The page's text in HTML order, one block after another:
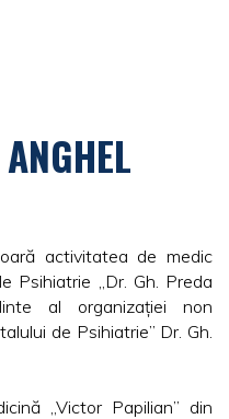
activitatea de medic
„Dr. Gh. Preda
al organizației non
de Psihiatrie” Dr. Gh.
„Victor Papilian” din